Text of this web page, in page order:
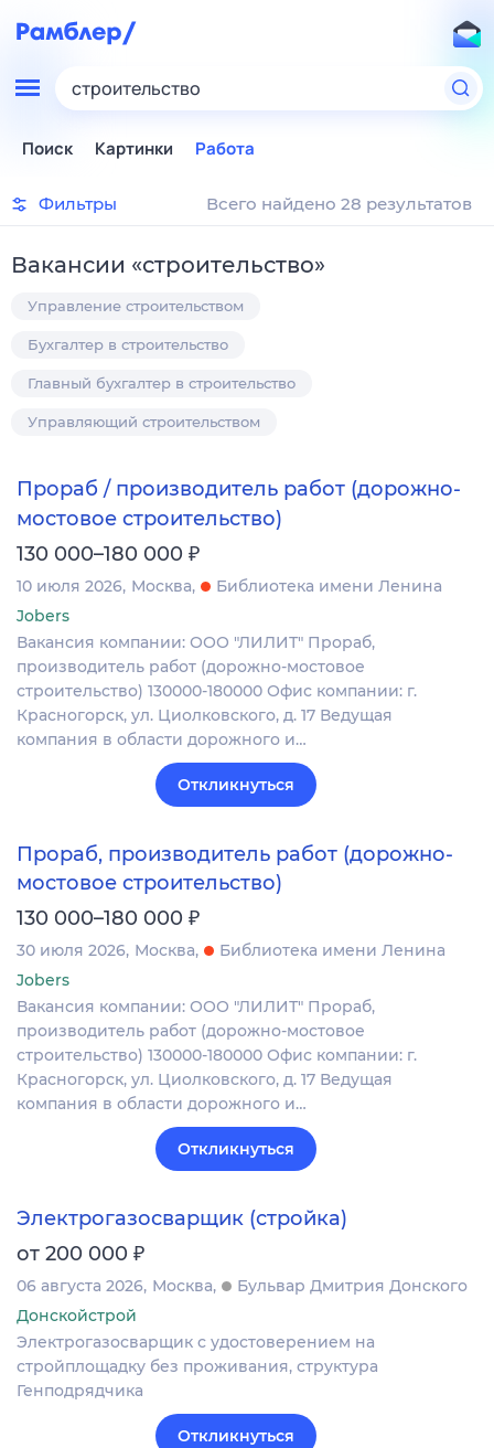
строительство
Поиск Картинки Работа
Фильтры Всего найдено 28 результатов
Вакансии «строительство»
Управление строительством
Бухгалтер в строительство
Главный бухгалтер в строительство
Управляющий строительством
Прораб / производитель работ (дорожно-
мостовое строительство)
130 000–180 000 ₽
10 июля 2026 Москва
Библиотека имени Ленина
Jobers
Вакансия компании: ООО "ЛИЛИТ" Прораб,
производитель работ (дорожно-мостовое
строительство) 130000-180000 Офис компании: г.
Красногорск, ул. Циолковского, д. 17 Ведущая
компания в области дорожного и…
Откликнуться
Прораб, производитель работ (дорожно-
мостовое строительство)
130 000–180 000 ₽
30 июля 2026 Москва
Библиотека имени Ленина
Jobers
Вакансия компании: ООО "ЛИЛИТ" Прораб,
производитель работ (дорожно-мостовое
строительство) 130000-180000 Офис компании: г.
Красногорск, ул. Циолковского, д. 17 Ведущая
компания в области дорожного и…
Откликнуться
Электрогазосварщик (стройка)
от 200 000 ₽
06 августа 2026 Москва
Бульвар Дмитрия Донского
Донскойстрой
Электрогазосварщик с удостоверением на
стройплощадку без проживания, структура
Генподрядчика
Откликнуться